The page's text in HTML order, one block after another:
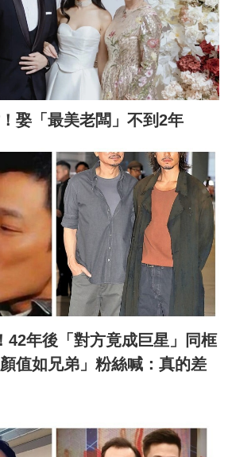
娶「最美老闆」不到2年
42年後「對方竟成巨星」同框
值如兄弟」粉絲喊：真的差